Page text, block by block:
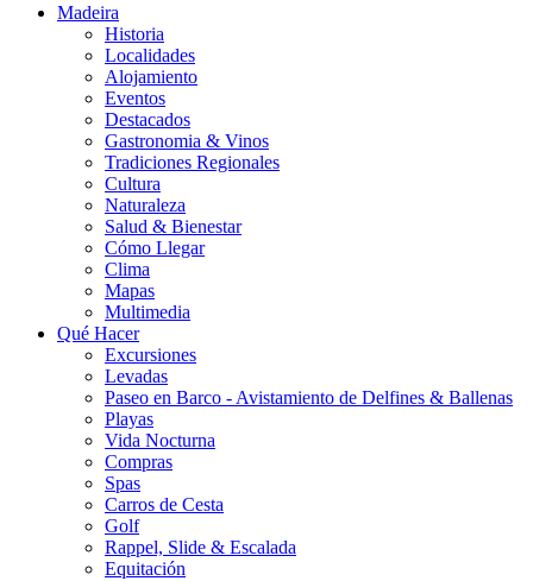
Madeira
Historia
Localidades
Alojamiento
Eventos
Destacados
Gastronomia & Vinos
Tradiciones Regionales
Cultura
Naturaleza
Salud & Bienestar
Cómo Llegar
Clima
Mapas
Multimedia
Qué Hacer
Excursiones
Levadas
Paseo en Barco - Avistamiento de Delfines & Ballenas
Playas
Vida Nocturna
Compras
Spas
Carros de Cesta
Golf
Rappel, Slide & Escalada
Equitación